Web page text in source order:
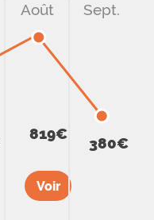
Août
819€
Voir
Sept.
380€